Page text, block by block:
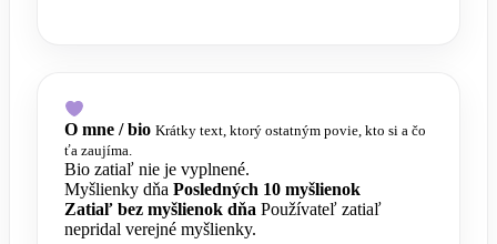
O mne / bio Krátky text, ktorý ostatným povie, kto si a čo
ťa zaujíma.
Bio zatiaľ nie je vyplnené.
Myšlienky dňa Posledných 10 myšlienok
Zatiaľ bez myšlienok dňa Používateľ zatiaľ
nepridal verejné myšlienky.